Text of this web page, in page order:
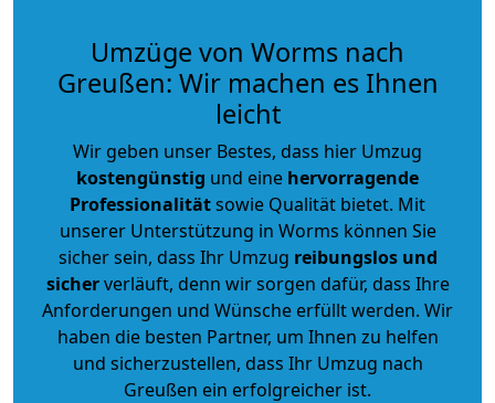
Umzüge von Worms nach
Greußen: Wir machen es Ihnen
leicht
Wir geben unser Bestes, dass hier Umzug
kostengünstig und eine hervorragende
Professionalitätsowie Qualität bietet. Mit
unserer Unterstützung in Worms können Sie
sicher sein, dass Ihr Umzug reibungslos und
sicherverläuft, denn wir sorgen dafür, dass Ihre
Anforderungen und Wünsche erfüllt werden. Wir
haben die besten Partner, um Ihnen zu helfen
und sicherzustellen, dass Ihr Umzug nach
Greußen ein erfolgreicher ist.